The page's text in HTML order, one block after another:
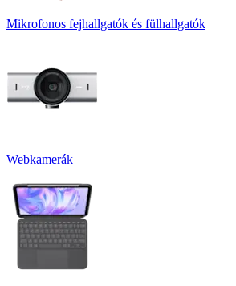
Mikrofonos fejhallgatók és fülhallgatók
Webkamerák